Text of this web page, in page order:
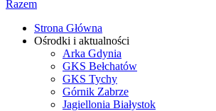
Strona Główna
Ośrodki i aktualności
Arka Gdynia
GKS Bełchatów
GKS Tychy
Górnik Zabrze
Jagiellonia Białystok